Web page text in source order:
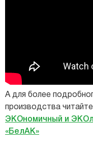
А для более
производства
ЭКОномичный и
«БелАК»